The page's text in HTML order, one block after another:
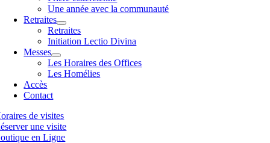
Une année avec la communauté
Retraites
Retraites
Initiation Lectio Divina
Messes
Les Horaires des Offices
Les Homélies
Accès
Contact
de visites
une visite
en Ligne